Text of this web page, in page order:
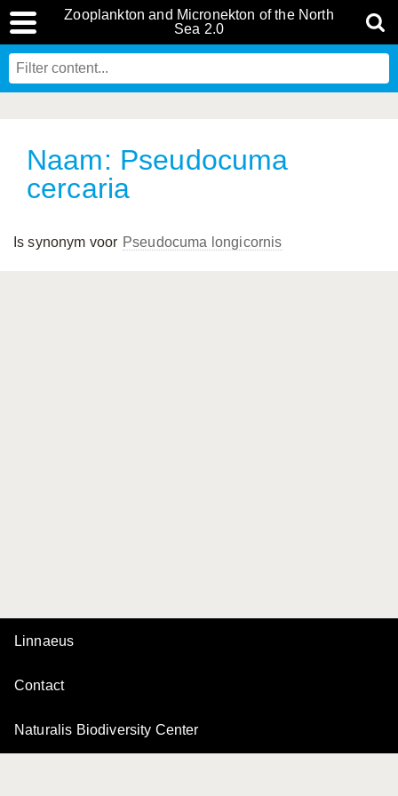
Zooplankton and Micronekton of the North
Sea 2.0
Naam: Pseudocuma
cercaria
Is synonym voor Pseudocuma longicornis
Linnaeus
Contact
Naturalis Biodiversity Center